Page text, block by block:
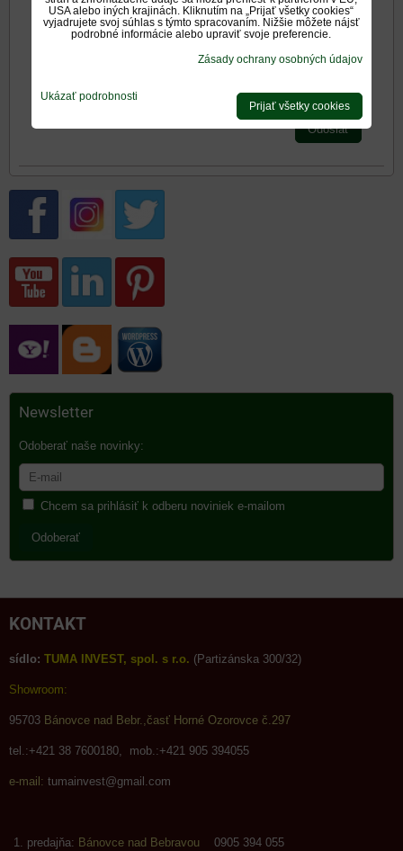
Hodnotenie produktu:
<span*
*(Povinné)
Odoslať
Newsletter
Odoberať naše novinky:
Chcem sa prihlásiť k odberu noviniek e-mailom
Odoberať
KONTAKT
sídlo: TUMA INVEST, spol. s r.o. (Partizánska 300/32)
Showroom:
95703 Bánovce nad Bebr.,časť Horné Ozorovce č.297
tel.:+421 38 7600180, mob.:+421 905 394055
e-mail: tumainvest@gmail.com
predajňa: Bánovce nad Bebravou 0905 394 055
USA alebo iných krajinách. Kliknutím na „Prijať všetky cookies“
vyjadrujete svoj súhlas s týmto spracovaním. Nižšie môžete nájsť
podrobné informácie alebo upraviť svoje preferencie.
Zásady ochrany osobných údajov
Ukázať podrobnosti
Prijať všetky cookies